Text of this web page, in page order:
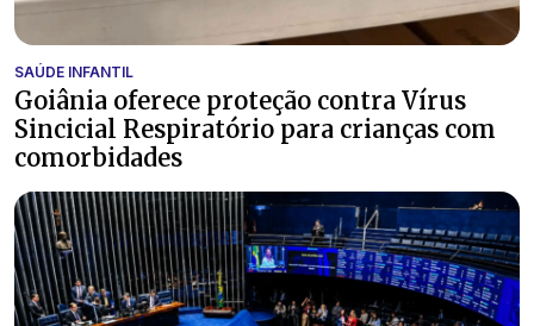
SAÚDE INFANTIL
Goiânia oferece proteção contra Vírus
Sincicial Respiratório para crianças com
comorbidades